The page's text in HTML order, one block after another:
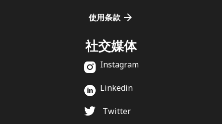
使用条款
社交媒体
Instagram
Linkedin
Twitter